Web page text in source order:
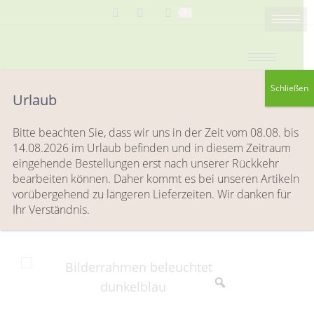
Beleuchtung in dunkelblau groß
Sie befinden sich hier:
Start Handbemalte Glasartikel
Bilderrahmen
Bilderrahmen schwarz mit Beleuchtung in dunkelblau
Urlaub
Bitte beachten Sie, dass wir uns in der Zeit vom 08.08. bis
14.08.2026 im Urlaub befinden und in diesem Zeitraum
eingehende Bestellungen erst nach unserer Rückkehr
bearbeiten können. Daher kommt es bei unseren Artikeln
vorübergehend zu längeren Lieferzeiten. Wir danken für
Ihr Verständnis.
Schließen